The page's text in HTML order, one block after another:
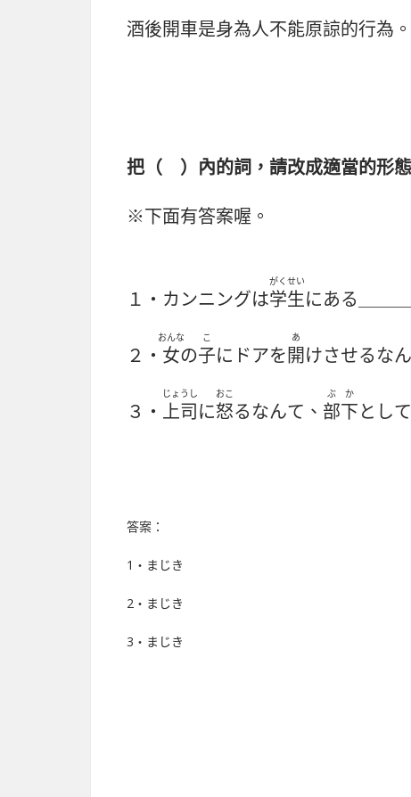
酒後開車是身為人不能原諒的行為。
把（ ）內的詞，請改成適當的形態
※下面有答案喔。
１・カンニングは学生
がくせい
にある＿＿＿
２・ 女
おんな
の子
こ
にドアを開
あ
けさせるな
３・ 上司
じょうし
に怒
おこ
るなんて、 部下
ぶか
とし
答案：
1・まじき
2・まじき
3・まじき